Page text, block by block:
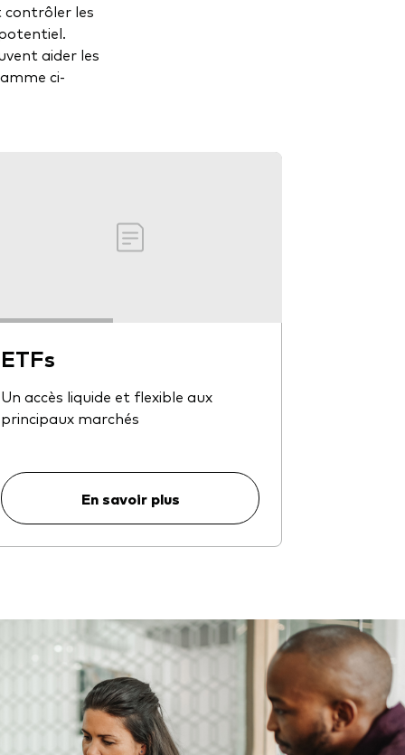
contrôler les
aider les
ci-
ETFs
Un accès liquide et flexible aux
principaux marchés
En savoir plus